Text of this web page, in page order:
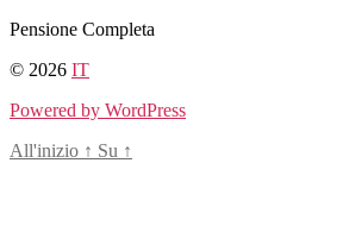
Salta
contenuto
Pensione Completa
© 2026 IT
Powered by WordPress
All'inizio ↑ Su ↑